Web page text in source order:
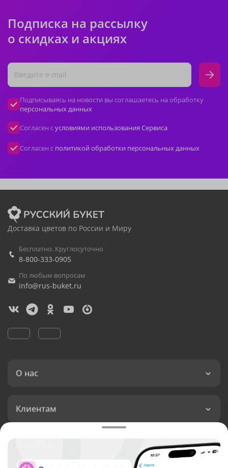
Подписка на рассылку
о скидках и акциях
Подписываясь на новости вы соглашаетесь на обработку
персональных данных
Согласен сусловиями использования Сервиса
Согласен с политикой обработки персональных данных
Доставка цветов по России и Миру
Бесплатно. Круглосуточно
8-800-333-0905
По любым вопросам
info@rus-buket.ru
О нас
Клиентам